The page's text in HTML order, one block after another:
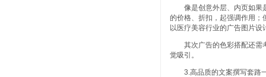
像是创意外层、内页如果是
的价格、折扣，起强调作用；
以医疗美容行业的广告图片
其次广告的色彩搭配还需考
觉吸引。
3.高品质的文案撰写套路一